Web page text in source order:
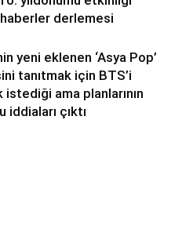
haberler derlemesi
yeni eklenen ‘Asya Pop’
tanıtmak için BTS’i
istediği ama planlarının
iddiaları çıktı